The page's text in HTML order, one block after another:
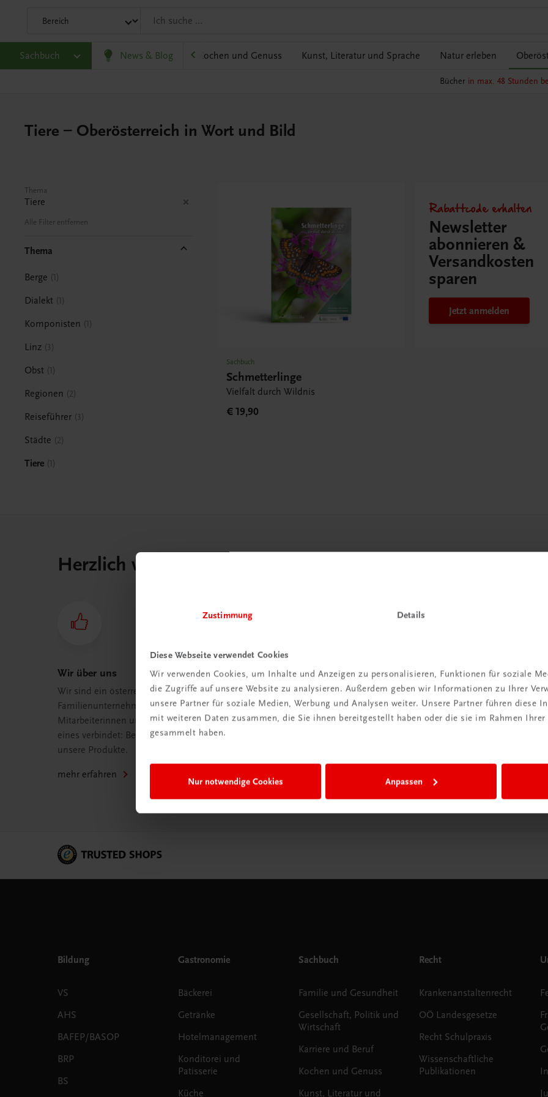
Zustimmung Details
Diese Webseite verwendet Cookies
Wir verwenden Cookies, um Inhalte und Anzeigen zu personalisieren, Funktionen für soziale
die Zugriffe auf unsere Website zu analysieren. Außerdem geben wir Informationen zu Ihrer
unsere Partner für soziale Medien, Werbung und Analysen weiter. Unsere Partner führen diese
mit weiteren Daten zusammen, die Sie ihnen bereitgestellt haben oder die sie im Rahmen
gesammelt haben.
Nur notwendige Cookies Anpassen
Sachbuch News & Blog
und Wirtschaft Karriere und Beruf Kochen und Genuss Kunst, Literatur und Sprache Natur erleben
Bücher in max. 48 Stunden
Tiere – Oberösterreich in Wort und Bild
Thema
Tiere
Alle Filter entfernen
Thema
Berge 1
Dialekt 1
Komponisten 1
Linz 3
Obst 1
Regionen 2
Reiseführer 3
Städte 2
Tiere 1
Sachbuch
Schmetterlinge
Vielfalt durch Wildnis
€ 19,90
Rabattcode erhalten
Newsletter
abonnieren &
Versandkosten
sparen
Jetzt anmelden
Herzlich willkommen bei TRAUNER!
Wir über uns
Wir sind ein österreichisches
Familienunternehmen mit 75
Mitarbeiterinnen und Mitarbeitern, die
eines verbindet: Begeisterung für
unsere Produkte.
mehr erfahren
Wir sind gerne für Sie da
TRAUNER Verlag + Buchservice GmbH
Köglstraße 14 | 4020 Linz
Österreich/Austria
WhatsApp:+43 664 88 58 69 41
Bildung
VS
AHS
BAFEP/BASOP
BRP
BS
Gastronomie
Bäckerei
Getränke
Hotelmanagement
Konditorei und
Patisserie
Küche
Sachbuch
Familie und Gesundheit
Gesellschaft, Politik und
Wirtschaft
Karriere und Beruf
Kochen und Genuss
Kunst, Literatur und
Recht
Krankenanstaltenrecht
OÖ Landesgesetze
Recht Schulpraxis
Wissenschaftliche
Publikationen